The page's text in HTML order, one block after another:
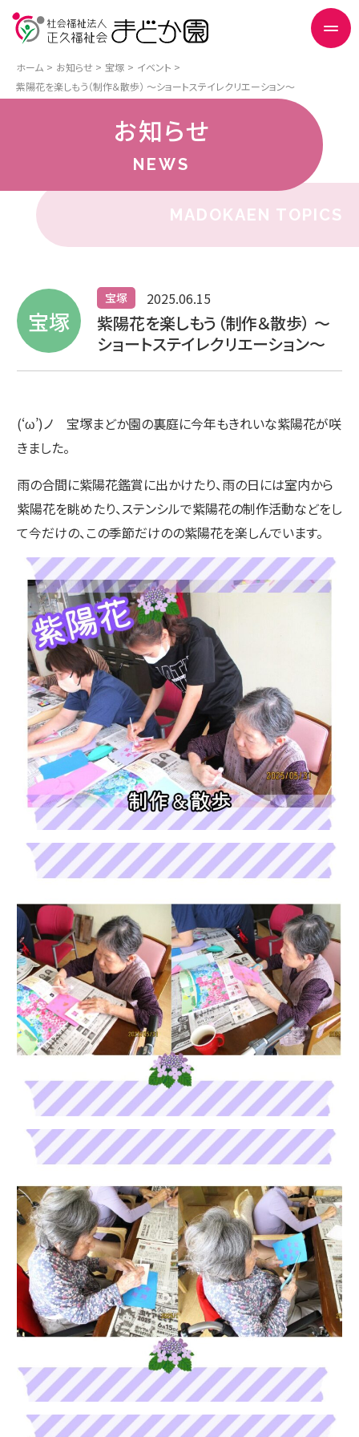
ホーム お知らせ 宝塚
イベント
紫陽花を楽しもう（制作＆散歩） ～ショートステイレクリエーション～
お知らせ
NEWS
MADOKAEN TOPICS
宝塚
宝塚 2025.06.15
紫陽花を楽しもう（制作＆散歩） ～
ショートステイレクリエーション～
(‘ω’)ノ 宝塚まどか園の裏庭に今年もきれいな紫陽花が咲
きました。
雨の合間に紫陽花鑑賞に出かけたり、雨の日には室内から
紫陽花を眺めたり、ステンシルで紫陽花の制作活動などをし
て今だけの、この季節だけのの紫陽花を楽しんでいます。